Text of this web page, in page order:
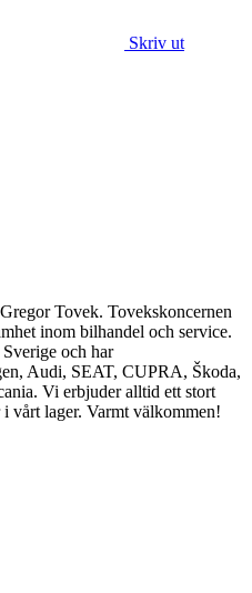
Skriv ut
Tovek. Tovekskoncernen
inom bilhandel och service.
och har
Audi, SEAT, CUPRA, Škoda,
Vi erbjuder alltid ett stort
vårt lager. Varmt välkommen!